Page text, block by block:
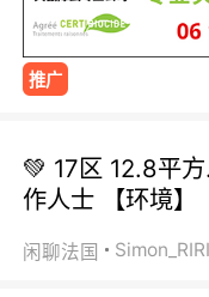
推广
💚 17区 12.8平
作人士 【环境】
闲聊法国